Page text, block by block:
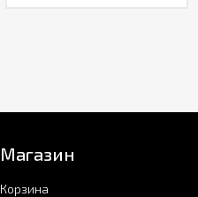
Магазин
Корзина